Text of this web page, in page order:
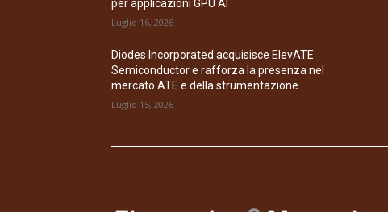
per applicazioni GPU AI
Luglio 16, 2026
Diodes Incorporated acquisisce ElevATE
Semiconductor e rafforza la presenza nel
mercato ATE e della strumentazione
Luglio 15, 2026